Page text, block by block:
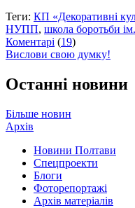
Теги: КП «Декоративні
НУПП, школа боротьби
Коментарі (19)
Вислови свою думку!
Останні новини
Більше новин
Архів
Новини Полтави
Спецпроекти
Блоги
Фоторепортажі
Архів матеріалів